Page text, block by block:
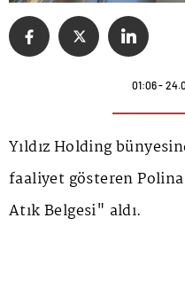
01:06 -
Yıldız Holding
faaliyet gösteren
Atık Belgesi" aldı.